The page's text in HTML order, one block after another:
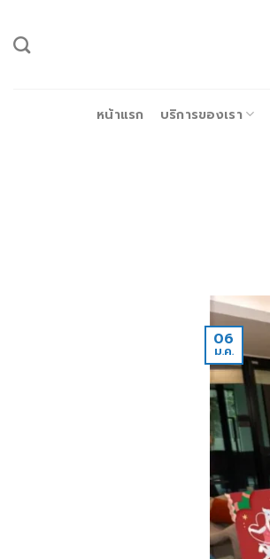
ยัง
หน้าแรก บริการของเรา
06
ม.ค.